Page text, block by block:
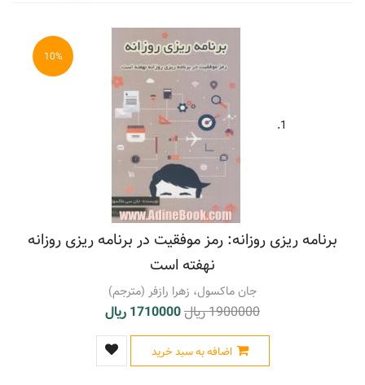
مدرسه ها - نظارت و سرپرستی - آموزش برنامه ای
مدیریت و برنامه ریزی شغلی
مشاغل و طبقه بندی حرفه ای
مطالعه و فراگیری
مطالعه و فراگیری - برنامه ریزی(1)
موفقیت - جنبه های روان شناسی(1)
موفقیت تحصیلی - برنامه ریزی(3)
موفقیت در کسب و کار (1)
نیروی انسانی - آموزش
10%
1.
برنامه ریزی روزانه: رمز موفقیت در برنامه ریزی روزانه
نهفته است
جان ماکسول، زهرا رازفر (مترجم)
1900000 ریال 1710000 ریال
اضافه به سبد خرید